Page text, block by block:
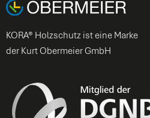
KORA® Holzschutz ist eine Marke
der Kurt Obermeier GmbH